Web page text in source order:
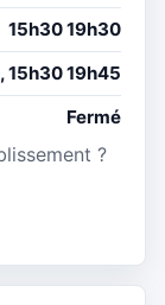
15h30 19h30
15h30 19h45
Fermé
?